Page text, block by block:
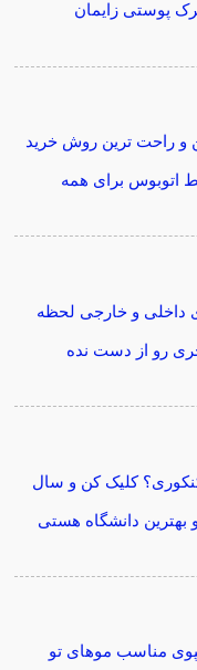
پوستی زایمان
و راحت ترین روش خرید
اتوبوس برای همه
داخلی و خارجی لحظه
رو از دست نده
کلیک کن و سال
بهترین دانشگاه هستی
مناسب موهای تو